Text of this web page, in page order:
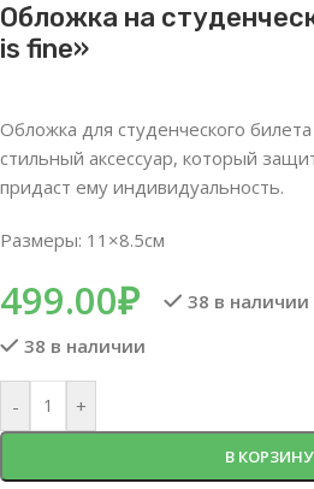
Обложка на
is fine»
Обложка для студенческого
стильный аксессуар, который
придаст ему индивидуальность.
Размеры: 11×8.5см
499.00₽
38 в наличии
38 в наличии
- +
В КОРЗИНУ